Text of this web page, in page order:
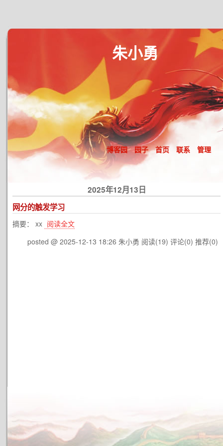
朱小勇
博客园 园子 首页 联系 管理
2025年12月13日
网分的触发学习
摘要： xx 阅读全文
posted @ 2025-12-13 18:26 朱小勇 阅读(19) 评论(0) 推荐(0)